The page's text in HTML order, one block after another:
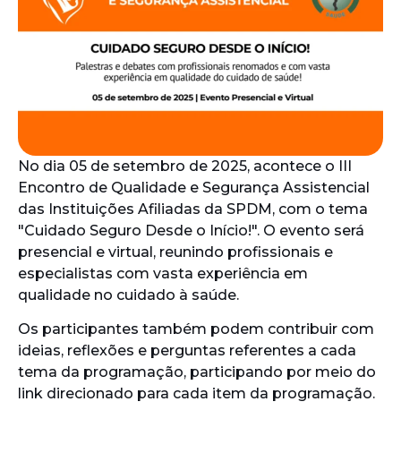
No dia 05 de setembro de 2025, acontece o III
Encontro de Qualidade e Segurança Assistencial
das Instituições Afiliadas da SPDM, com o tema
"Cuidado Seguro Desde o Início!". O evento será
presencial e virtual, reunindo profissionais e
especialistas com vasta experiência em
qualidade no cuidado à saúde.
Os participantes também podem contribuir com
ideias, reflexões e perguntas referentes a cada
tema da programação, participando por meio do
link direcionado para cada item da programação.